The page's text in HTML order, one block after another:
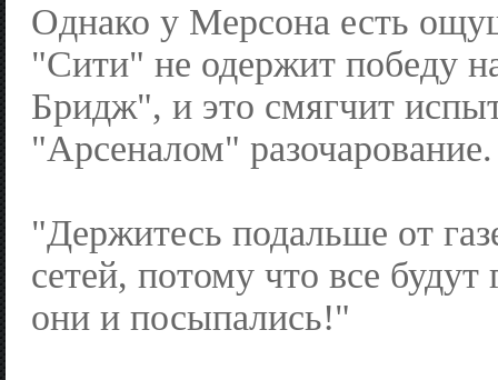
Однако у Мерсона есть
"Сити" не одержит победу
Бридж", и это смягчит
"Арсеналом" разочарование.
"Держитесь подальше от
сетей, потому что все
они и посыпались!"